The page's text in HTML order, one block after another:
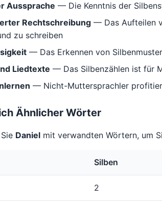
Aussprache — Die Kenntnis der
Rechtschreibung — Das Aufteilen
zu schreiben
— Das Erkennen von
Liedtexte — Das Silbenzählen ist für
— Nicht-Muttersprachler
Ähnlicher Wörter
Daniel mit verwandten Wörtern, um
Silben
2